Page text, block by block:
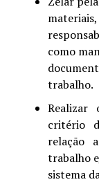
como
trabalho.
Realizar
critério
relação
trabalho
sistema